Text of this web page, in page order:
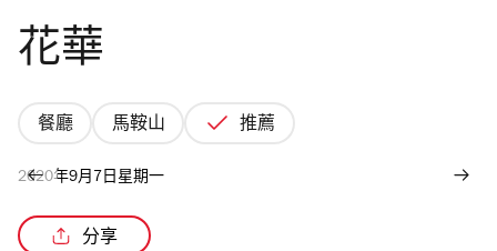
花華
餐廳 馬鞍山 推薦
2020年9月7日星期一
分享